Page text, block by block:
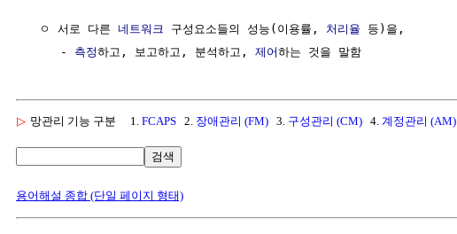
  ㅇ 서로 다른
네트워크 구성요소들의 성능(이용률, 처리율 등)을,
     -
측정하고, 보고하고, 분석하고, 제어
▷ 망관리 기능 구분 1. FCAPS 2. 장애관리 (FM) 3. 구성관리 (CM) 4. 계정관리 (AM)
검색
용어해설 종합 (단일 페이지 형태)